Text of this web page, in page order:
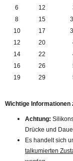
6
12
8
15
10
17
12
20
14
22
16
26
19
29
Wichtige Informationen
Achtung:
Drücke und
Es handelt sich
talkumierten